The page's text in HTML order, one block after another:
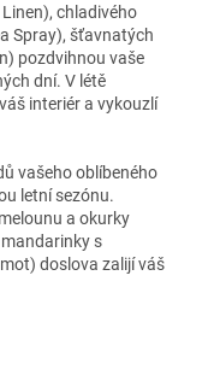
chladivého
Spray), šťavnatých
pozdvihnou vaše
dní. V létě
interiér a vykouzlí
vašeho oblíbeného
letní sezónu.
a okurky
s
doslova zalijí váš